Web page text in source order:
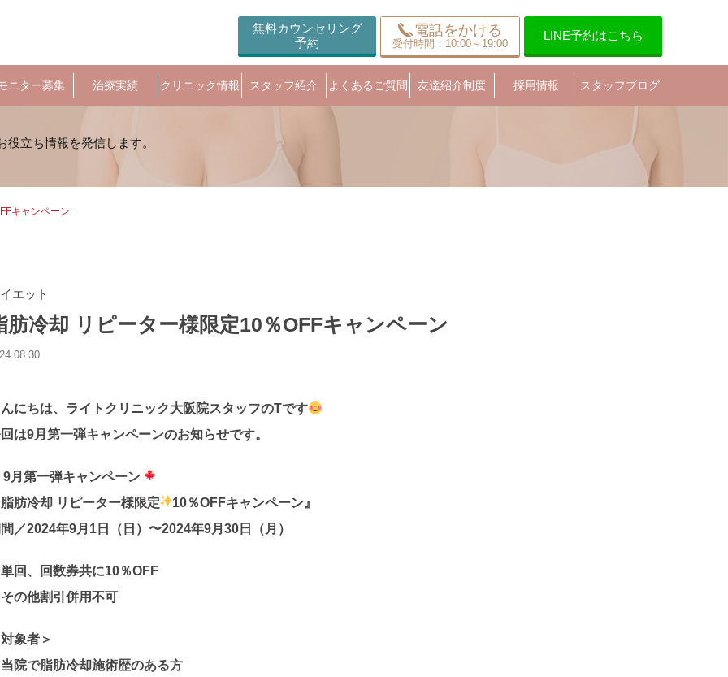
無料カウンセリング
予約
電話をかける
受付時間：10:00～19:00
LINE予約はこちら
ニター募集 治療実績 クリニック情報 スタッフ紹介 よくあるご質問 友達紹介制度 採用情報 スタッフブログ
キャンペーン
エット
肪冷却 リピーター様限定️10％OFFキャンペーン
にちは、ライトクリニック大阪院スタッフのTです
は9月第一弾キャンペーンのお知らせです。
9月第一弾キャンペーン
肪冷却 リピーター様限定
️10％OFFキャンペーン』
／2024年9月1日（日）〜2024年9月30日（月）
回、回数券共に10％OFF
の他割引併用不可
象者＞
院で脂肪冷却施術歴のある方